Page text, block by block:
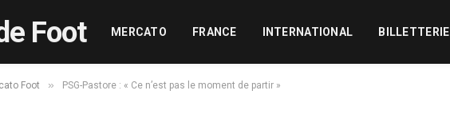
Foot MERCATO FRANCE INTERNATIONAL BILLETTERIE
Foot » PSG-Pastore : « Ce n’est pas le moment de partir »